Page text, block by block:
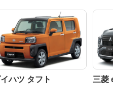
ハツ タフト 三菱